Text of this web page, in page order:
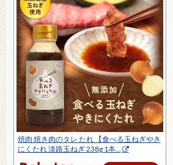
焼肉 焼き肉のタレ たれ 【食べる玉ねぎやき
にくたれ 淡路玉ねぎ 238g 1本…